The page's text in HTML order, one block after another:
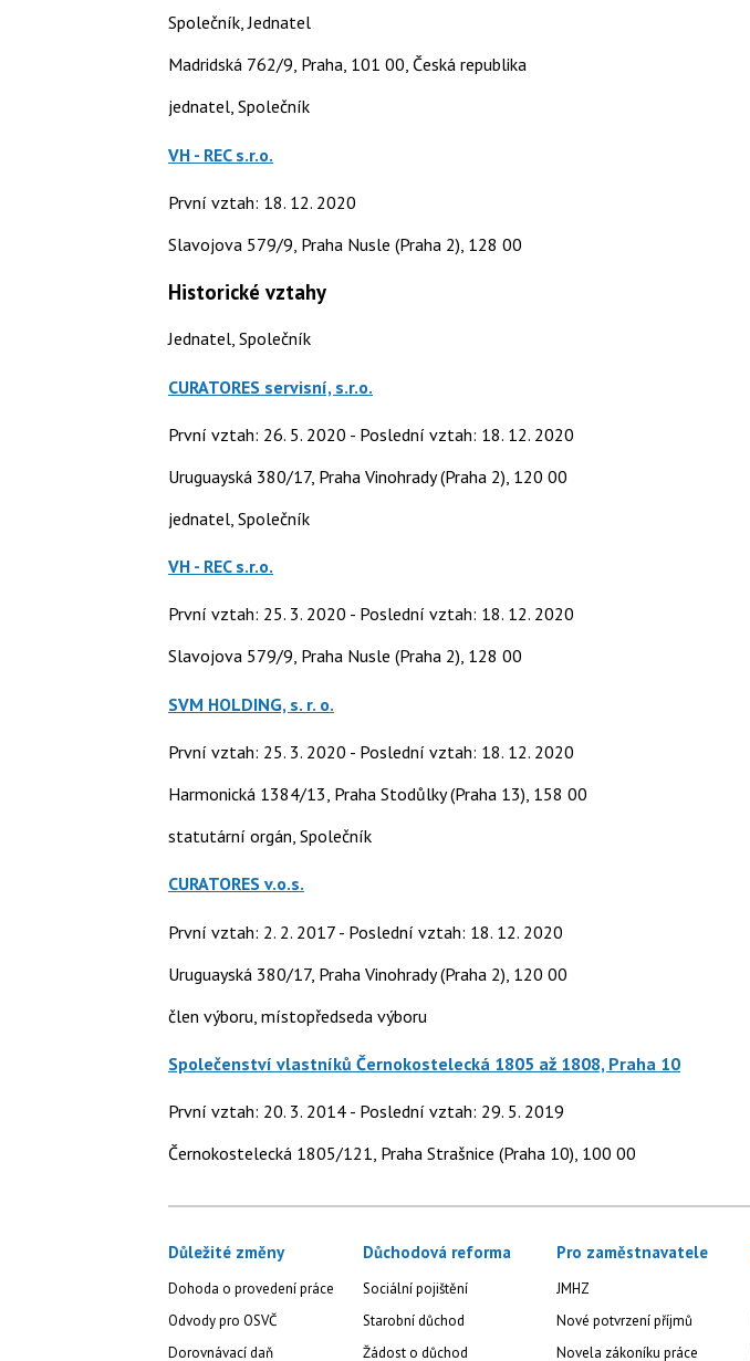
Společník, Jednatel
Madridská 762/9, Praha, 101 00, Česká republika
jednatel, Společník
VH - REC s.r.o.
První vztah: 18. 12. 2020
Slavojova 579/9, Praha Nusle (Praha 2), 128 00
Historické vztahy
Jednatel, Společník
CURATORES servisní, s.r.o.
První vztah: 26. 5. 2020 - Poslední vztah: 18. 12. 2020
Uruguayská 380/17, Praha Vinohrady (Praha 2), 120 00
jednatel, Společník
VH - REC s.r.o.
První vztah: 25. 3. 2020 - Poslední vztah: 18. 12. 2020
Slavojova 579/9, Praha Nusle (Praha 2), 128 00
SVM HOLDING, s. r. o.
První vztah: 25. 3. 2020 - Poslední vztah: 18. 12. 2020
Harmonická 1384/13, Praha Stodůlky (Praha 13), 158 00
statutární orgán, Společník
CURATORES v.o.s.
První vztah: 2. 2. 2017 - Poslední vztah: 18. 12. 2020
Uruguayská 380/17, Praha Vinohrady (Praha 2), 120 00
člen výboru, místopředseda výboru
Společenství vlastníků Černokostelecká 1805 až 1808, Praha 10
První vztah: 20. 3. 2014 - Poslední vztah: 29. 5. 2019
Černokostelecká 1805/121, Praha Strašnice (Praha 10), 100 00
Důležité změny
Dohoda o provedení práce
Odvody pro OSVČ
Dorovnávací daň
Důchodová reforma
Sociální pojištění
Starobní důchod
Žádost o důchod
Pro zaměstnavatele
JMHZ
Nové potvrzení příjmů
Novela zákoníku práce